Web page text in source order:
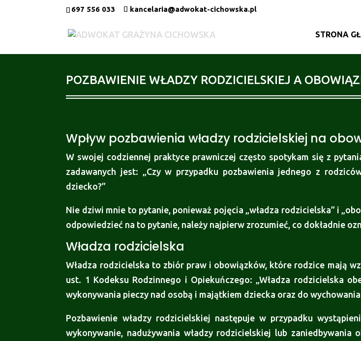
697 556 033 kancelaria@adwokat-cichowska.pl
STRONA
POZBAWIENIE WŁADZY RODZICIELSKIEJ A
Wpływ pozbawienia władzy rodzicielskiej na
W swojej codziennej praktyce prawniczej często spotykam się z
zadawanych jest: „Czy w przypadku pozbawienia jednego z
dziecko?”
Nie dziwi mnie to pytanie, ponieważ pojęcia „władza rodzicielska” i
odpowiedzieć na to pytanie, należy najpierw zrozumieć, co dokładnie
Władza rodzicielska
Władza rodzicielska to zbiór praw i obowiązków, które rodzice mają
ust. 1 Kodeksu Rodzinnego i Opiekuńczego: „Władza rodzicielska
wykonywania pieczy nad osobą i majątkiem dziecka oraz do
Pozbawienie władzy rodzicielskiej następuje w przypadku
wykonywanie, nadużywania władzy rodzicielskiej lub